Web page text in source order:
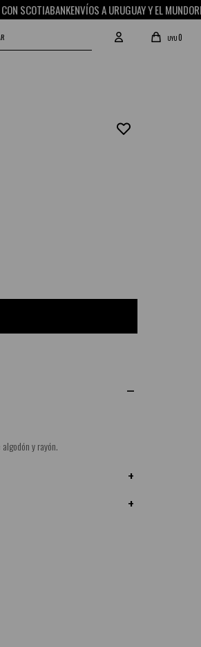
ENVÍOS A URUGUAY Y EL MUNDORETIRO
UYU0
y rayón.